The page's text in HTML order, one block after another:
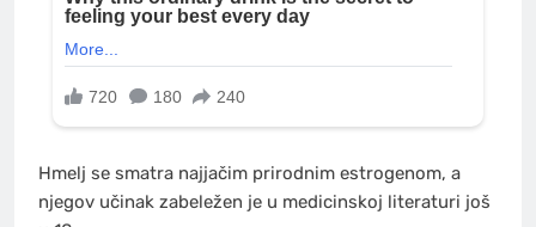
Hmelj se smatra najjačim prirodnim estrogenom, a
njegov učinak zabeležen je u medicinskoj literaturi još